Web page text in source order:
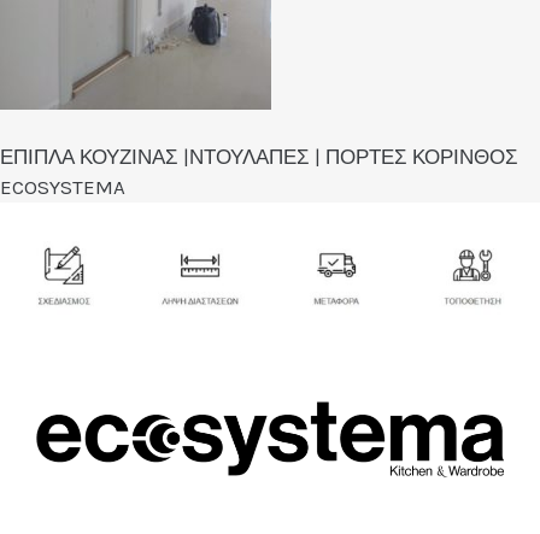
ΕΠΙΠΛΑ ΚΟΥΖΙΝΑΣ |ΝΤΟΥΛΑΠΕΣ | ΠΟΡΤΕΣ ΚΟΡΙΝΘΟΣ
ECOSYSTEMA